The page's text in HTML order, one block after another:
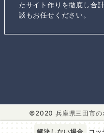
たサイト作りを徹底し合
談もお任せください。
2020 兵庫県三田市の